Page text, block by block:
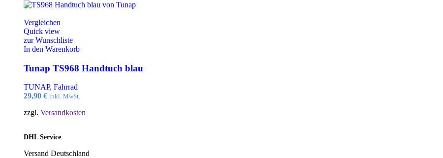
Vergleichen
Quick view
zur Wunschliste
In den Warenkorb
Tunap TS968 Handtuch blau
TUNAP, Fahrrad
29,90 € inkl. MwSt.
zzgl. Versandkosten
DHL Service
Versand Deutschland